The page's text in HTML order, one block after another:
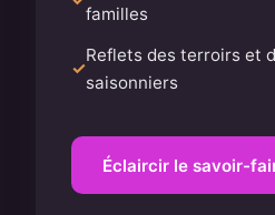
familles
Reflets des terroirs et
saisonniers
Éclaircir le savoir-